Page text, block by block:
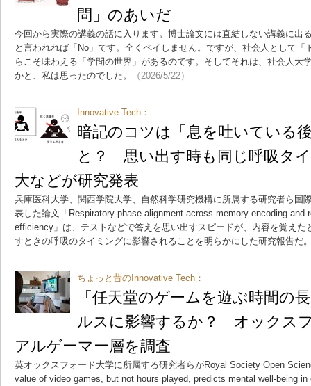
問」のあいだ
今回から実際の講義の話に入ります。博士論文には直結しない講義に出
と言われれば「No」です。全くペイしません。ですが、社会人として
らこそ味わえる「学問の世界」があるのです。そしてそれは、社会人大
かと、私は思ったのでした。
（2026/5/22）
Innovative Tech：
暗記のコツは「息を吐いている
と？ 思い出す時も同じ呼吸タ
大などが研究発表
兵庫医科大学、関西学院大学、自然科学研究機構に所属する研究者ら国
表した論文「Respiratory phase alignment across memory encoding and
efficiency」は、テストなどで答えを思い出すスピードが、内容を覚えた
すときの呼吸のタイミングに影響されることを明らかにした研究報告だ
ちょっと昔のInnovative Tech：
「任天堂のゲームを遊ぶ時間の
ルスに影響するか？ オックス
アルゲーマー層を調査
英オックスフォード大学に所属する研究者らがRoyal Society Open
value of video games, but not hours played, predicts mental well-being